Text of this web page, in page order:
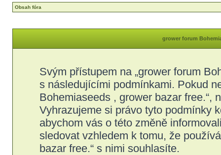
Obsah fóra
grower forum
Svým přístupem na „grower forum
s následujícími podmínkami. Pokud
Bohemiaseeds , grower bazar free.“,
Vyhrazujeme si právo tyto podmínky
abychom vás o této změně
sledovat vzhledem k tomu, že
bazar free.“ s nimi souhlasíte.